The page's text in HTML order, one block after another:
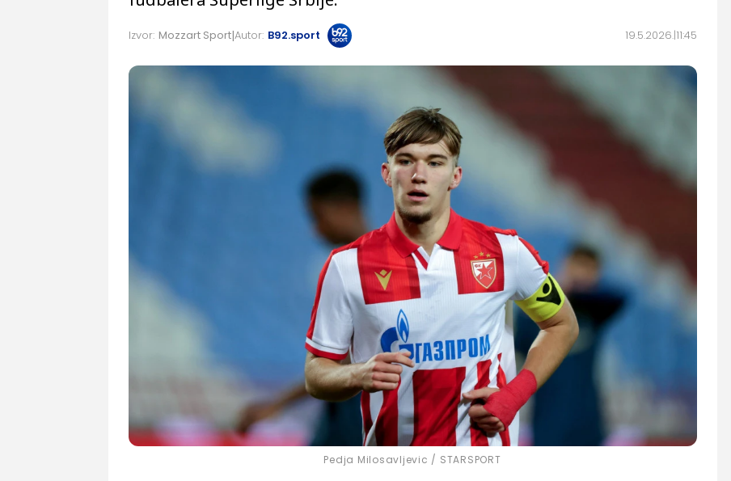
19.5.2026. 11:45
Izvor: Mozzart Sport Autor: B92.sport
Pedja Milosavljevic / STARSPORT